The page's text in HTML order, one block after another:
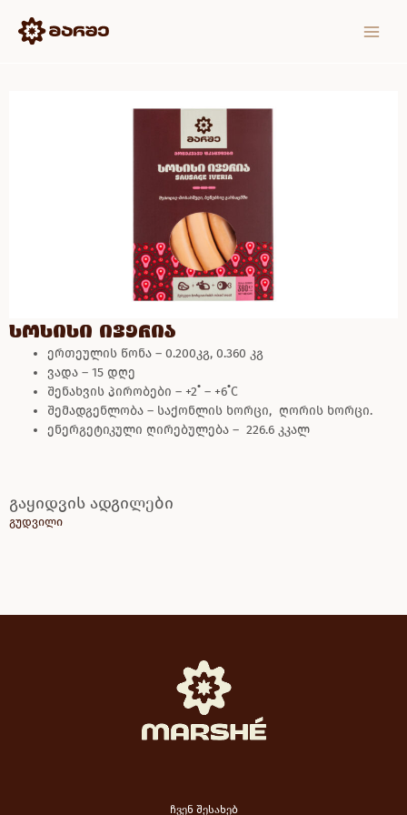
სოსისი ივერია
ერთეულის წონა – 0.200კგ, 0.360 კგ
ვადა – 15 დღე
შენახვის პირობები – +2˚ – +6˚C
შემადგენლობა – საქონლის ხორცი, ღორის ხორცი.
ენერგეტიკული ღირებულება – 226.6 კკალ
გაყიდვის ადგილები
გუდვილი
ჩვენ შესახებ